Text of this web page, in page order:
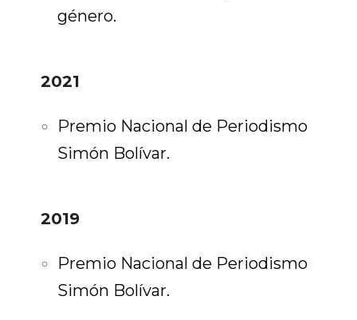
género.
2021
Premio Nacional de Periodismo
Simón Bolívar.
2019
Premio Nacional de Periodismo
Simón Bolívar.